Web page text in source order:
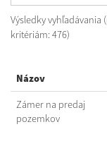
Výsledky
kritériám: 476)
Názov
Zámer na predaj
pozemkov